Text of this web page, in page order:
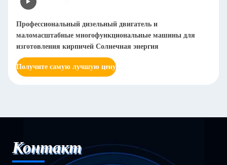
для
Автоматическая машина для полировки
листов Дебурринг Плетка полированная из
стали Металлическая полировальная сетка 20-2000
Получите самую лучшую цену
Контакт